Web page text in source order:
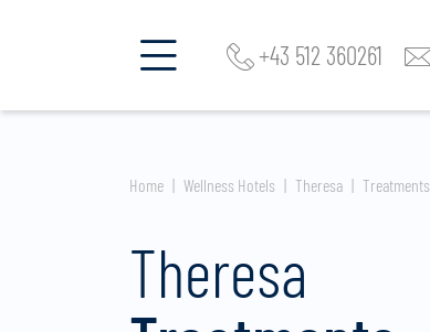
+43 512 360261
Home Wellness Hotels Theresa Treatments
Theresa